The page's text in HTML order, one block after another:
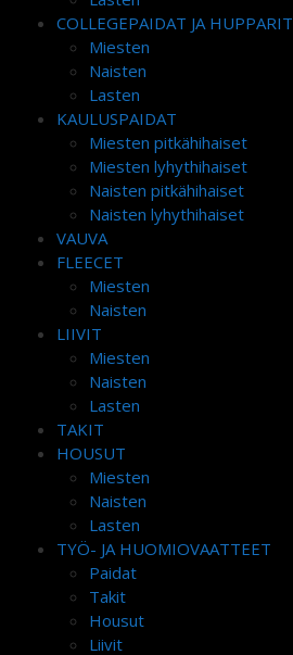
COLLEGEPAIDAT JA HUPPARIT
Miesten
Naisten
Lasten
KAULUSPAIDAT
Miesten pitkähihaiset
Miesten lyhythihaiset
Naisten pitkähihaiset
Naisten lyhythihaiset
VAUVA
FLEECET
Miesten
Naisten
LIIVIT
Miesten
Naisten
Lasten
TAKIT
HOUSUT
Miesten
Naisten
Lasten
TYÖ- JA HUOMIOVAATTEET
Paidat
Takit
Housut
Liivit